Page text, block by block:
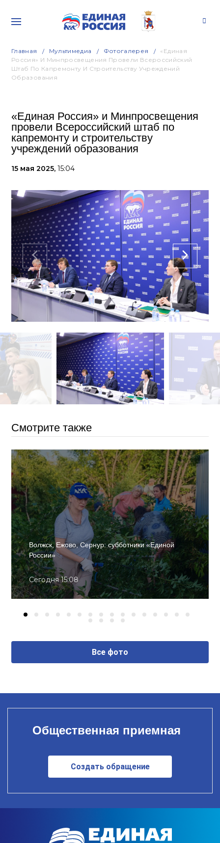
Главная Мультимедиа Фотогалерея
«Единая
Россия» И Минпросвещения Провели Всероссийский
Штаб По Капремонту И Строительству Учреждений
Образования
«Единая Россия» и Минпросвещения
провели Всероссийский штаб по
капремонту и строительству
учреждений образования
15 мая 2025, 15:04
Смотрите также
Волжск, Ежово, Сернур: субботники «Единой
России»
Сегодня 15:08
Все фото
Общественная приемная
Создать обращение